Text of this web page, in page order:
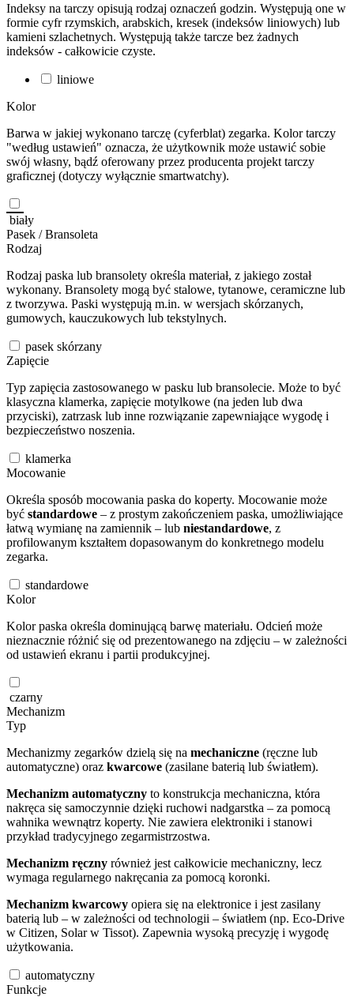
Indeksy na tarczy opisują rodzaj oznaczeń godzin. Występują one w
formie cyfr rzymskich, arabskich, kresek (indeksów liniowych) lub
kamieni szlachetnych. Występują także tarcze bez żadnych
indeksów - całkowicie czyste.
liniowe
Kolor
Barwa w jakiej wykonano tarczę (cyferblat) zegarka. Kolor tarczy
"według ustawień" oznacza, że użytkownik może ustawić sobie
swój własny, bądź oferowany przez producenta projekt tarczy
graficznej (dotyczy wyłącznie smartwatchy).
biały
Pasek / Bransoleta
Rodzaj
Rodzaj paska lub bransolety określa materiał, z jakiego został
wykonany. Bransolety mogą być stalowe, tytanowe, ceramiczne lub
z tworzywa. Paski występują m.in. w wersjach skórzanych,
gumowych, kauczukowych lub tekstylnych.
pasek skórzany
Zapięcie
Typ zapięcia zastosowanego w pasku lub bransolecie. Może to być
klasyczna klamerka, zapięcie motylkowe (na jeden lub dwa
przyciski), zatrzask lub inne rozwiązanie zapewniające wygodę i
bezpieczeństwo noszenia.
klamerka
Mocowanie
Określa sposób mocowania paska do koperty. Mocowanie może
być standardowe – z prostym zakończeniem paska, umożliwiające
łatwą wymianę na zamiennik – lub niestandardowe, z
profilowanym kształtem dopasowanym do konkretnego modelu
zegarka.
standardowe
Kolor
Kolor paska określa dominującą barwę materiału. Odcień może
nieznacznie różnić się od prezentowanego na zdjęciu – w zależności
od ustawień ekranu i partii produkcyjnej.
czarny
Mechanizm
Typ
Mechanizmy zegarków dzielą się na mechaniczne (ręczne lub
automatyczne) oraz kwarcowe (zasilane baterią lub światłem).
Mechanizm automatyczny to konstrukcja mechaniczna, która
nakręca się samoczynnie dzięki ruchowi nadgarstka – za pomocą
wahnika wewnątrz koperty. Nie zawiera elektroniki i stanowi
przykład tradycyjnego zegarmistrzostwa.
Mechanizm ręczny również jest całkowicie mechaniczny, lecz
wymaga regularnego nakręcania za pomocą koronki.
Mechanizm kwarcowy opiera się na elektronice i jest zasilany
baterią lub – w zależności od technologii – światłem (np. Eco-Drive
w Citizen, Solar w Tissot). Zapewnia wysoką precyzję i wygodę
użytkowania.
automatyczny
Funkcje